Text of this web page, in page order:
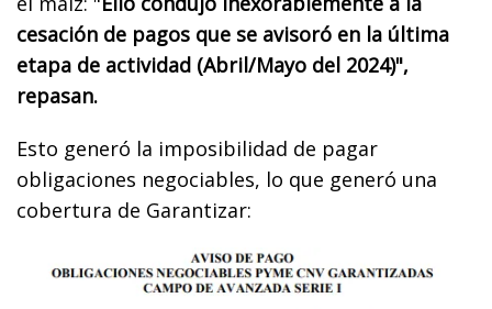
cesación de pagos que se avisoró en la última
etapa de actividad (Abril/Mayo del 2024)",
repasan.
Esto generó la imposibilidad de pagar
obligaciones negociables, lo que generó una
cobertura de Garantizar: